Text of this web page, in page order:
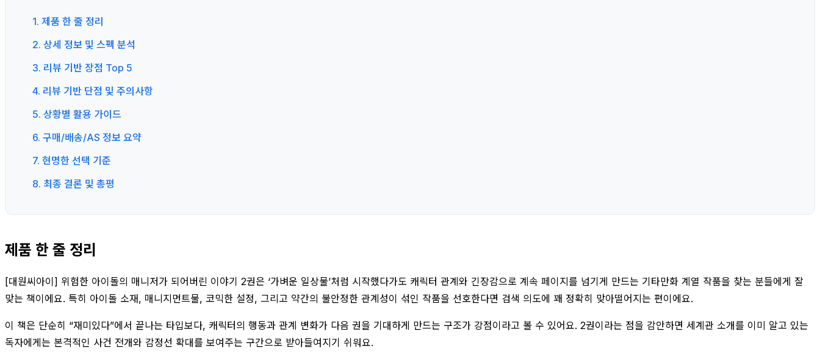
1. 제품 한 줄 정리
2. 상세 정보 및 스펙 분석
3. 리뷰 기반 장점 Top 5
4. 리뷰 기반 단점 및 주의사항
5. 상황별 활용 가이드
6. 구매/배송/AS 정보 요약
7. 현명한 선택 기준
8. 최종 결론 및 총평
제품 한 줄 정리
[대원씨아이] 위험한 아이돌의 매니저가 되어버린 이야기 2권은 ‘가벼운 일상물’처럼 시작했다가도 캐릭터 관계와 긴장감으로 계속 페이지를 넘기게 만드는 기타만화 계열 작품을 찾는 분들에게 잘
맞는 책이에요. 특히 아이돌 소재, 매니지먼트물, 코믹한 설정, 그리고 약간의 불안정한 관계성이 섞인 작품을 선호한다면 검색 의도에 꽤 정확히 맞아떨어지는 편이에요.
이 책은 단순히 “재미있다”에서 끝나는 타입보다, 캐릭터의 행동과 관계 변화가 다음 권을 기대하게 만드는 구조가 강점이라고 볼 수 있어요. 2권이라는 점을 감안하면 세계관 소개를 이미 알고 있는
독자에게는 본격적인 사건 전개와 감정선 확대를 보여주는 구간으로 받아들여지기 쉬워요.